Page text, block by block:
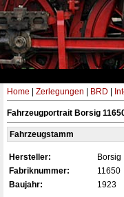
Home Zerlegungen BRD
Fahrzeugportrait Borsig
Fahrzeugstamm
Hersteller: Borsig
Fabriknummer:
11650
Baujahr:
1923